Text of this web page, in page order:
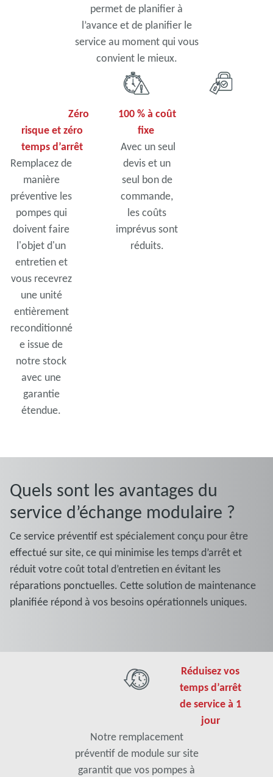
permet de planifier à
l’avance et de planifier le
service au moment qui vous
convient le mieux.
Zéro
risque et zéro
temps d’arrêt
Remplacez de
manière
préventive les
pompes qui
doivent faire
l'objet d'un
entretien et
vous recevrez
une unité
entièrement
reconditionné
e issue de
notre stock
avec une
garantie
étendue.
100 % à coût
fixe
Avec un seul
devis et un
seul bon de
commande,
les coûts
imprévus sont
réduits.
Quels sont les avantages du
service d’échange modulaire ?
Ce service préventif est spécialement conçu pour être
effectué sur site, ce qui minimise les temps d’arrêt et
réduit votre coût total d’entretien en évitant les
réparations ponctuelles. Cette solution de maintenance
planifiée répond à vos besoins opérationnels uniques.
Réduisez vos
temps d’arrêt
de service à 1
jour
Notre remplacement
préventif de module sur site
garantit que vos pompes à